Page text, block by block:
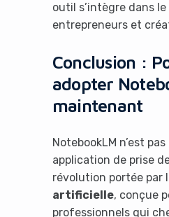
outil s’intègre dans
entrepreneurs et
Conclusion :
adopter
maintenant
NotebookLM n’est
application de prise
révolution portée par
artificielle, conçue
professionnels qui